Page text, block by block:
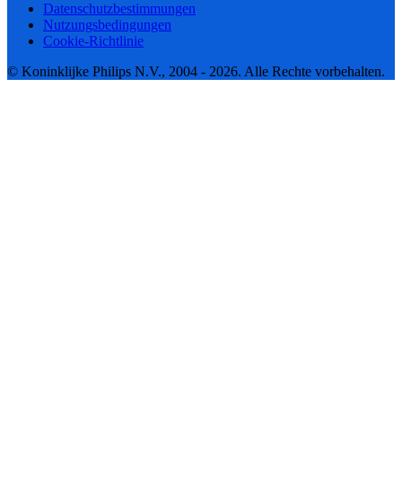
Datenschutzbestimmungen
Nutzungsbedingungen
Cookie-Richtlinie
© Koninklijke Philips N.V., 2004 - 2026. Alle Rechte vorbehalten.